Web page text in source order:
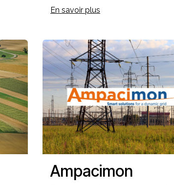
En savoir plus
Ampacimon